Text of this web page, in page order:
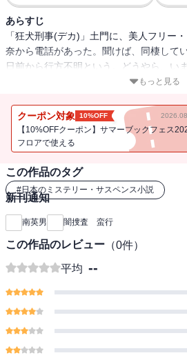
あらすじ
「狂犬刑事(デカ)」土門に、美人フリー
奈から電話があった。聞けば、同棲して
日前から行方不明という。どうやら、い
犯罪集団“報復屋”が絡んでいるらしい…
もっと見る
クーポン対象 10%OFF
【10%OFFクーポン】サマーブックフェス
フロアで使える
この作品のタグ
#日本のミステリー・サスペンス小説
新刊通知
南英男 闇捜査 蛮行
この作品のレビュー （0件）
平均 --